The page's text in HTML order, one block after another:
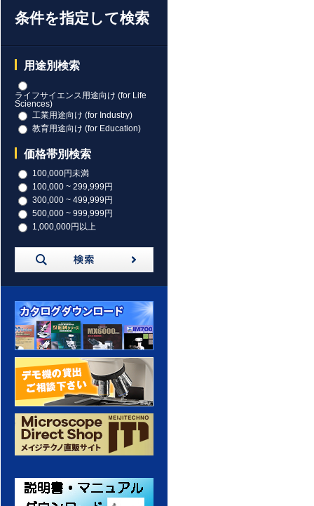
条件を指定して検索
用途別検索
ライフサイエンス用途向け (for Life
Sciences)
工業用途向け (for Industry)
教育用途向け (for Education)
価格帯別検索
100,000円未満
100,000 ~ 299,999円
300,000 ~ 499,999円
500,000 ~ 999,999円
1,000,000円以上
カタログダウンロード
デモ機の貸出 ご相談ください